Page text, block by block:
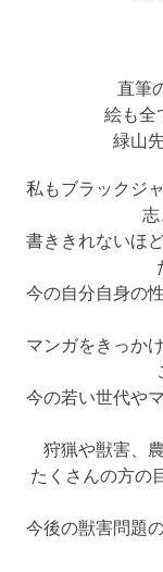
直筆
絵も全
緑山
私もブラックジ
書ききれないほ
今の自分自身の
マンガをきっか
今の若い世代や
狩猟や獣害、
たくさんの方の
今後の獣害問題